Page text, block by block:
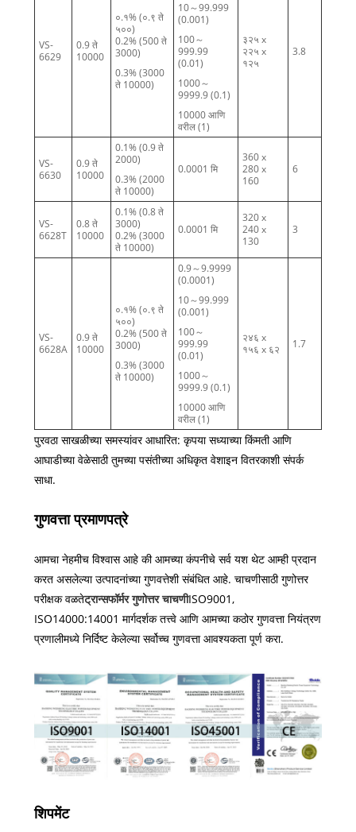
VS-
6629
0.9 ते
10000
०.१% (०.९ ते
५००)
0.2% (500 ते
3000)
0.3% (3000
ते 10000)
10～99.999
(0.001)
100～
999.99
(0.01)
1000～
9999.9 (0.1)
10000 आणि
वरील (1)
३२५ x
२२५ x
१२५
3.8
VS-
6630
0.9 ते
10000
0.1% (0.9 ते
2000)
0.3% (2000
ते 10000)
0.0001 मि
360 x
280 x
160
6
VS-
6628T
0.8 ते
10000
0.1% (0.8 ते
3000)
0.2% (3000
ते 10000)
0.0001 मि
320 x
240 x
130
3
VS-
6628A
0.9 ते
10000
०.१% (०.९ ते
५००)
0.2% (500 ते
3000)
0.3% (3000
ते 10000)
0.9～9.9999
(0.0001)
10～99.999
(0.001)
100～
999.99
(0.01)
1000～
9999.9 (0.1)
10000 आणि
वरील (1)
२४६ x
१५६ x ६२
1.7
पुरवठा साखळीच्या समस्यांवर आधारित: कृपया सध्याच्या किंमती आणि
आघाडीच्या वेळेसाठी तुमच्या पसंतीच्या अधिकृत वेशाइन वितरकाशी संपर्क
साधा.
गुणवत्ता प्रमाणपत्रे
आमचा नेहमीच विश्वास आहे की आमच्या कंपनीचे सर्व यश थेट आम्ही प्रदान
करत असलेल्या उत्पादनांच्या गुणवत्तेशी संबंधित आहे. चाचणीसाठी गुणोत्तर
परीक्षक वळतेट्रान्सफॉर्मर गुणोत्तर चाचणीISO9001,
ISO14000:14001 मार्गदर्शक तत्त्वे आणि आमच्या कठोर गुणवत्ता नियंत्रण
प्रणालीमध्ये निर्दिष्ट केलेल्या सर्वोच्च गुणवत्ता आवश्यकता पूर्ण करा.
शिपमेंट